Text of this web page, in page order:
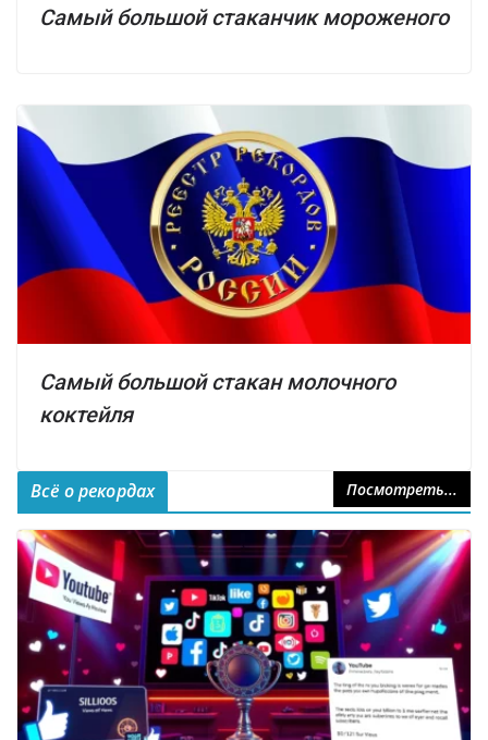
Самый большой стаканчик мороженого
Самый большой стакан молочного
коктейля
Всё о рекордах Посмотреть...